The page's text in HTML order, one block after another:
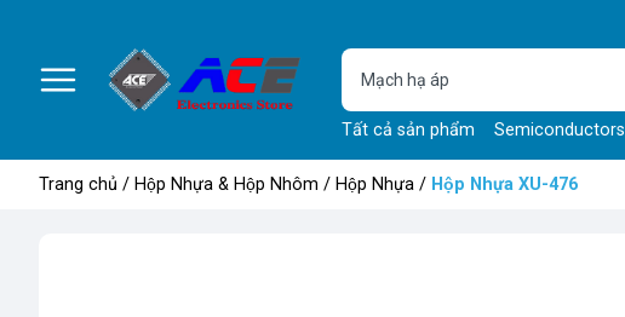
Tất cả sản phẩm Semiconductors
Trang chủ / Hộp Nhựa & Hộp Nhôm / Hộp Nhựa / Hộp Nhựa XU-476